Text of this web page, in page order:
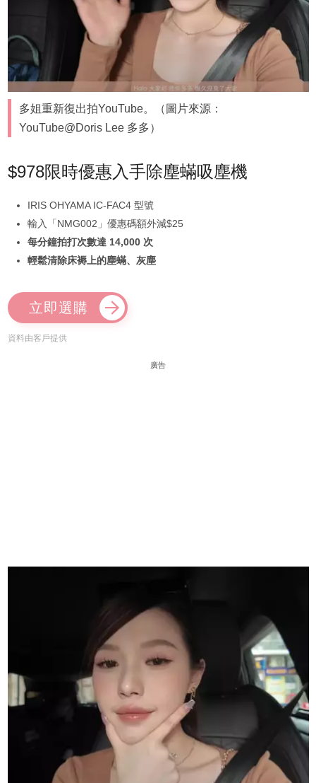
多姐重新復出拍YouTube。（圖片來源：
YouTube@Doris Lee 多多）
$978限時優惠入手除塵蟎吸塵機
IRIS OHYAMA IC-FAC4 型號
輸入「NMG002」優惠碼額外減$25
每分鐘拍打次數達 14,000 次
輕鬆清除床褥上的塵蟎、灰塵
立即選購
資料由客戶提供
廣告